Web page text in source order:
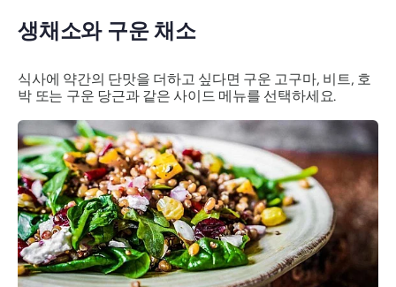
생채소와 구운 채소
식사에 약간의 단맛을 더하고 싶다면 구운 고구마, 비트, 호
박 또는 구운 당근과 같은 사이드 메뉴를 선택하세요.